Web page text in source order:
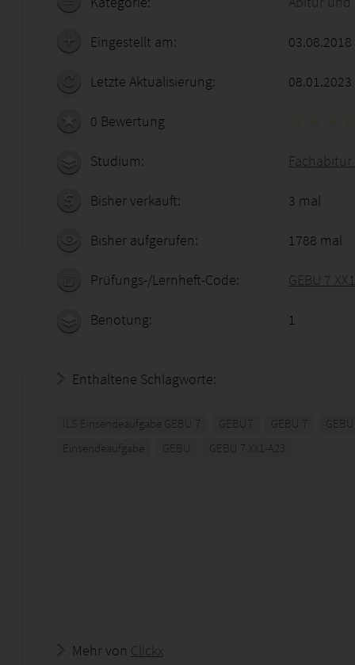
Eingestellt am:
Letzte Aktualisierung: 08.01.2023
0 Bewertung
Studium: Fachabitur
Bisher verkauft: 3 mal
Bisher aufgerufen: 1788 mal
Prüfungs-/Lernheft-Code: GEBU 7
Benotung: 1
Enthaltene Schlagworte:
ILS Einsendeaufgabe GEBU 7 GEBU7 GEBU 7
Einsendeaufgabe
GEBU GEBU 7 XX1-A23
Mehr von Clickx